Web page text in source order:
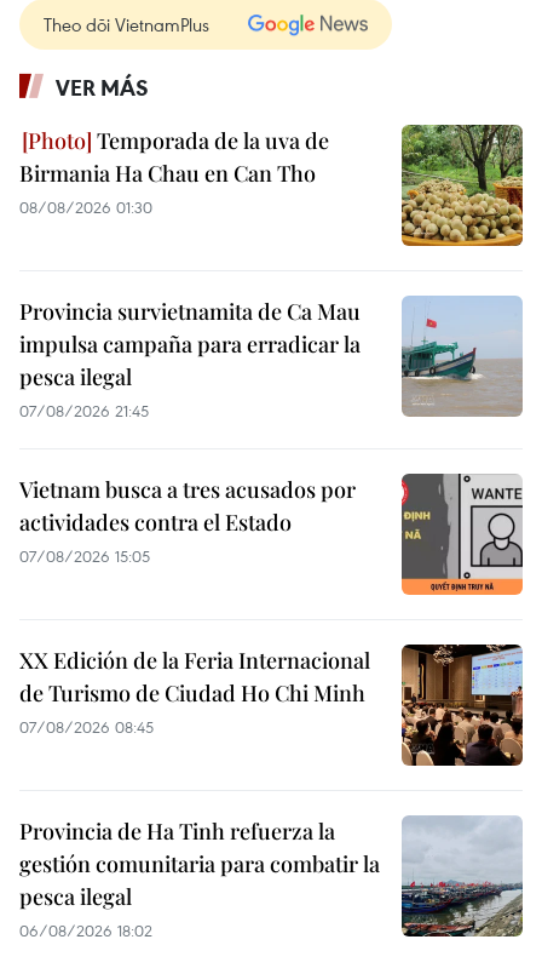
Theo dõi VietnamPlus
VER MÁS
Temporada de la uva de
Birmania Ha Chau en Can Tho
08/08/2026 01:30
Provincia survietnamita de Ca Mau
impulsa campaña para erradicar la
pesca ilegal
07/08/2026 21:45
Vietnam busca a tres acusados por
actividades contra el Estado
07/08/2026 15:05
XX Edición de la Feria Internacional
de Turismo de Ciudad Ho Chi Minh
07/08/2026 08:45
Provincia de Ha Tinh refuerza la
gestión comunitaria para combatir la
pesca ilegal
06/08/2026 18:02